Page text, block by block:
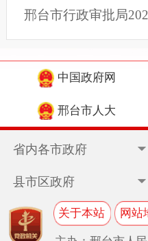
邢台市行政审批局
中国政府网
邢台市人大
省内各市政府
县市区政府
关于本站 网站